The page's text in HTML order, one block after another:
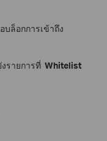
บล็อกการเข้าถึง
รายการที่ Whitelist